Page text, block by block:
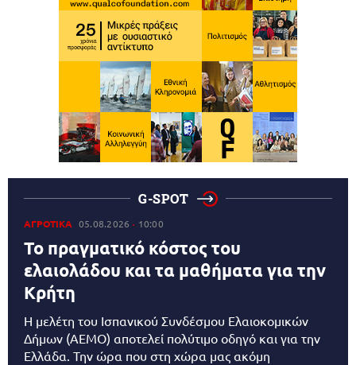
G-SPOT
ΑΓΡΟΤΙΚΑ 05.08.2026 10:00
Το πραγματικό κόστος του
ελαιολάδου και τα μαθήματα για την
Κρήτη
Η μελέτη του Ισπανικού Συνδέσμου Ελαιοκομικών
Δήμων (AEMO) αποτελεί πολύτιμο οδηγό και για την
Ελλάδα. Την ώρα που στη χώρα μας ακόμη